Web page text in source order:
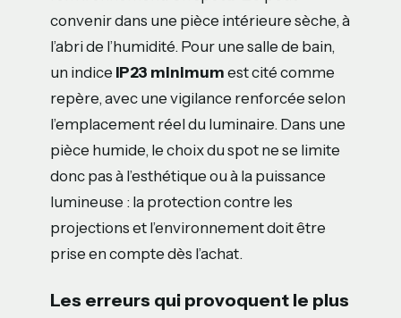
convenir dans une pièce intérieure sèche, à
l’abri de l’humidité. Pour une salle de bain,
un indice IP23 minimum est cité comme
repère, avec une vigilance renforcée selon
l’emplacement réel du luminaire. Dans une
pièce humide, le choix du spot ne se limite
donc pas à l’esthétique ou à la puissance
lumineuse : la protection contre les
projections et l’environnement doit être
prise en compte dès l’achat.
Les erreurs qui provoquent le plus